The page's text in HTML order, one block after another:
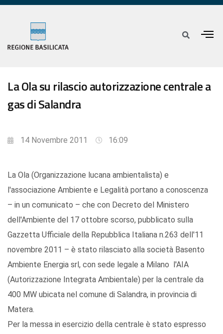
La Ola su rilascio autorizzazione centrale a
gas di Salandra
14 Novembre 2011 16:09
La Ola (Organizzazione lucana ambientalista) e
l'associazione Ambiente e Legalità portano a conoscenza
– in un comunicato – che con Decreto del Ministero
dell'Ambiente del 17 ottobre scorso, pubblicato sulla
Gazzetta Ufficiale della Repubblica Italiana n.263 dell'11
novembre 2011 – è stato rilasciato alla società Basento
Ambiente Energia srl, con sede legale a Milano l'AIA
(Autorizzazione Integrata Ambientale) per la centrale da
400 MW ubicata nel comune di Salandra, in provincia di
Matera.
Per la messa in esercizio della centrale è stato espresso